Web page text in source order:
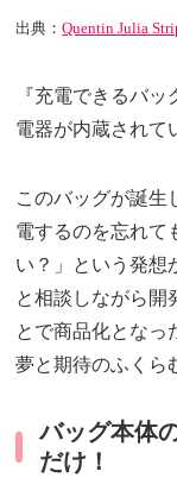
出典：Quentin Julia
『充電できるバ
電器が内蔵されて
このバッグが誕生
電するのを忘れて
い？」という発想
と相談しながら開
とで商品化となっ
夢と期待のふくら
バッグ本体
だけ！